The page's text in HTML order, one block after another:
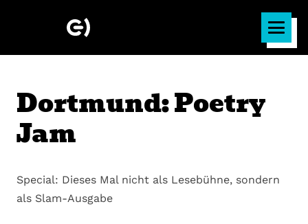
Dortmund: Poetry
Jam
Special: Dieses Mal nicht als Lesebühne, sondern
als Slam-Ausgabe